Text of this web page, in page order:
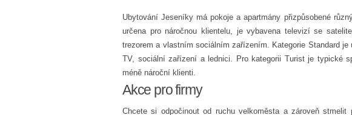
Ubytování Jeseníky má pokoje a apartmány přizpůsobené
určena pro náročnou klientelu, je vybavena televizí se
trezorem a vlastním sociálním zařízením. Kategorie Standard je
TV, sociální zařízení a lednici. Pro kategorii Turist je typické
méně nároční klienti.
Akce pro firmy
Chcete si odpočinout od ruchu velkoměsta a zároveň